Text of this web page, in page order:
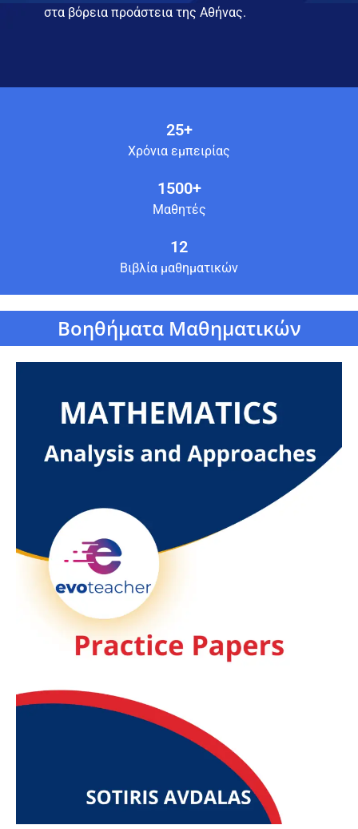
στα βόρεια προάστεια της Αθήνας.
25+
Χρόνια εμπειρίας
1500+
Μαθητές
12
Βιβλία μαθηματικών
Βοηθήματα Μαθηματικών